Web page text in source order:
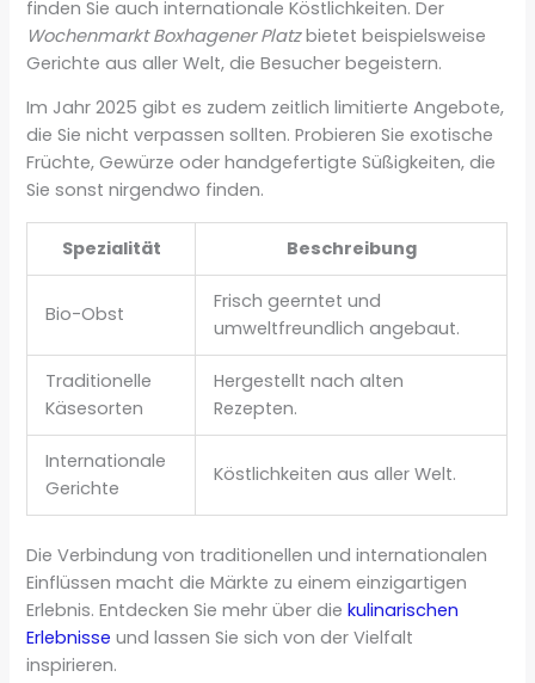
finden Sie auch internationale Köstlichkeiten. Der
Wochenmarkt Boxhagener Platzbietet beispielsweise
Gerichte aus aller Welt, die Besucher begeistern.
Im Jahr 2025 gibt es zudem zeitlich limitierte Angebote,
die Sie nicht verpassen sollten. Probieren Sie exotische
Früchte, Gewürze oder handgefertigte Süßigkeiten, die
Sie sonst nirgendwo finden.
Spezialität Beschreibung
Bio-Obst
Frisch geerntet und
umweltfreundlich angebaut.
Traditionelle
Käsesorten
Hergestellt nach alten
Rezepten.
Internationale
Gerichte
Köstlichkeiten aus aller Welt.
Die Verbindung von traditionellen und internationalen
Einflüssen macht die Märkte zu einem einzigartigen
Erlebnis. Entdecken Sie mehr über diekulinarischen
Erlebnisse und lassen Sie sich von der Vielfalt
inspirieren.